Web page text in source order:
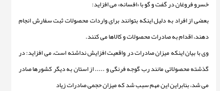
خسرو فروغان در گفت و گو با «افسانه» می افزاید:
بعضی از افراد به دلیل اینکه بتوانند برای واردات محصولات ثبت سفارش انجام
دهند، اقدام به صادرات محصولات و کالاها می کنند.
وی با بیان اینکه میزان صادرات در واقعیت افزایش نداشته است، می افزاید: در
گذشته محصولاتی مانند رب گوجه فرنگی و ..... از استان به دیگر کشورها صادر
می شد، بنابراین این مهم سبب شد که میزان حجمی صادرات زیاد